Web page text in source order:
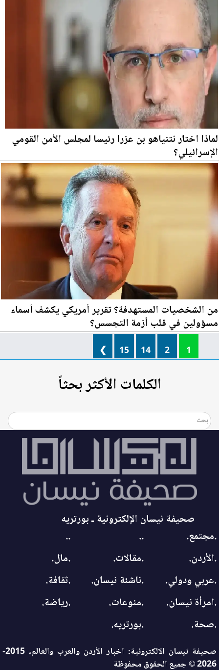
لماذا اختار نتنياهو بن عزرا رئيسا لمجلس الأمن القومي
الإسرائيلي؟
من الشخصيات المستهدفة؟ تقرير أمريكي يكشف أسماء
مسؤولين في قلب أزمة التجسس؟
1
2
14
15
❯
الكلمات الأكثر بحثاً
صحيفة نيسان الإلكترونية ـ بورتريه
.مجتمع.
..
..
.الأردن.
.مقالات.
.مال.
.عربي ودولي.
.ناشئة نيسان.
.ثقافة.
.امرأة نيسان.
.منوعات.
.رياضة.
.صحة.
.بورتريه.
صحيفة نيسان الالكترونية: اخبار الأردن والعرب والعالم، 2015-
2026 © جميع الحقوق محفوظة